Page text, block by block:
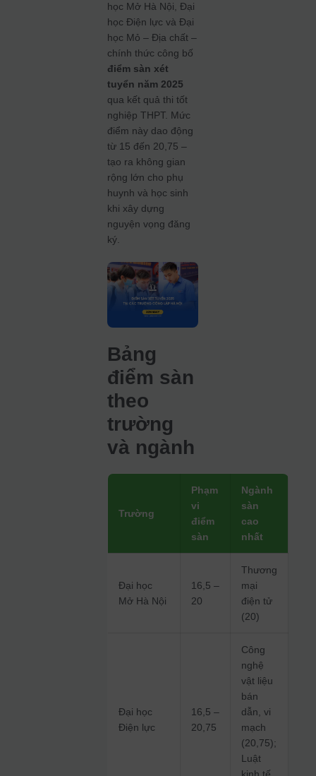
học Mở Hà Nội, Đại
học Điện lực và Đại
học Mỏ – Địa chất –
chính thức công bố
điểm sàn xét
tuyển năm 2025
qua kết quả thi tốt
nghiệp THPT. Mức
điểm này dao động
từ 15 đến 20,75 –
tạo ra không gian
rộng lớn cho phụ
huynh và học sinh
khi xây dựng
nguyện vọng đăng
ký.
Bảng
điểm sàn
theo
trường
và ngành
Trường
Phạm
vi
điểm
sàn
Ngành
sàn
cao
nhất
Đại học
Mở Hà Nội
16,5 –
20
Thương
mại
điện tử
(20)
Đại học
Điện lực
16,5 –
20,75
Công
nghệ
vật liệu
bán
dẫn, vi
mạch
(20,75);
Luật
kinh tế